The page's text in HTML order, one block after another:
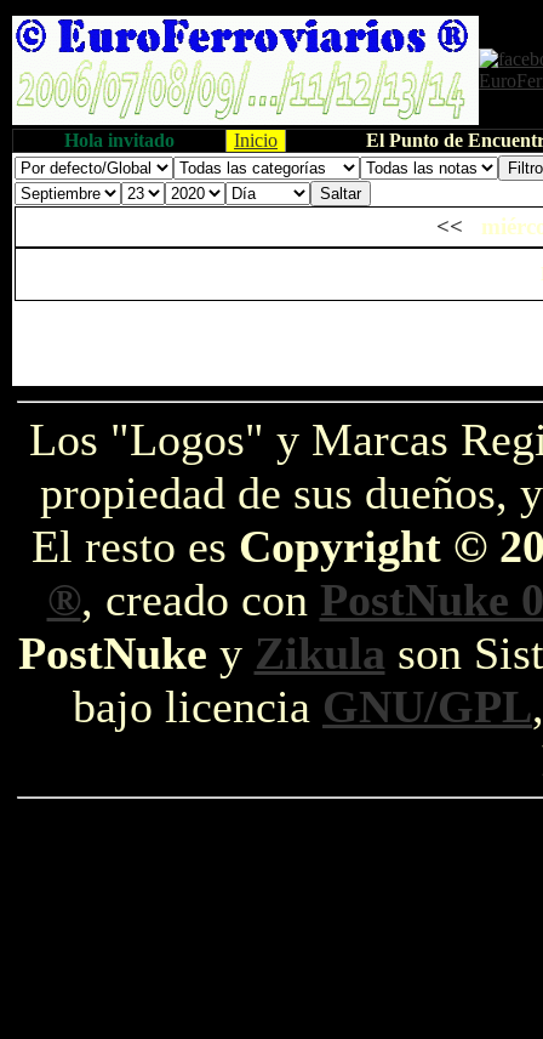
Hola invitado Inicio El Punto de
<<
Los "Logos" y Marcas
propiedad de sus dueños,
El resto es Copyright ©
®, creado con PostNuke
PostNuke y Zikula son
bajo licencia GNU/GPL